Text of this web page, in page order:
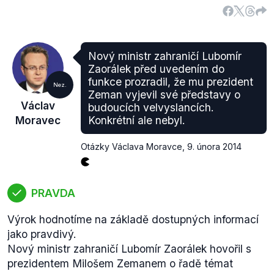
Klausová se pak v prosinciujalasvé funkce,
Vladimír Remek se pak formálněvelvyslancem
v lednu.
Z výše uvedeného však vyplývá, že odmítnutí Karla
Schwarzenberga se týkalo spíše Livie Klausové. V
případě jmenování Vladimíra Remka byl tehdejší
jmenování kariérních diplomatů do velvyslaneckých
pozic a o jeho vyslání do Ruska s prezidentem
jednat. Kvůli této odlišnosti obou případů hodnotíme
výrok Václava Moravce jako zavádějící.
Nez.
Václav
Moravec
Nový ministr zahraničí Lubomír
Zaorálek před uvedením do
funkce prozradil, že mu prezident
Zeman vyjevil své představy o
budoucích velvyslancích.
Konkrétní ale nebyl.
Otázky Václava Moravce 9. února 2014
PRAVDA
Výrok hodnotíme na základě dostupných informací
jako pravdivý.
Nový ministr zahraničí Lubomír Zaorálek hovořil s
prezidentem Milošem Zemanem o řadě témat